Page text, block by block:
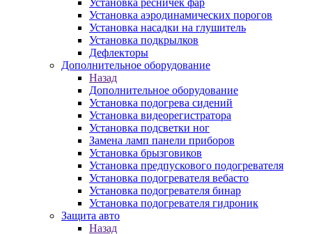
Установка ресничек фар
Установка аэродинамических порогов
Установка насадки на глушитель
Установка подкрылков
Дефлекторы
Дополнительное оборудование
Назад
Дополнительное оборудование
Установка подогрева сидений
Установка видеорегистратора
Установка подсветки ног
Замена ламп панели приборов
Установка брызговиков
Установка предпускового подогревателя
Установка подогревателя вебасто
Установка подогревателя бинар
Установка подогревателя гидроник
Защита авто
Назад